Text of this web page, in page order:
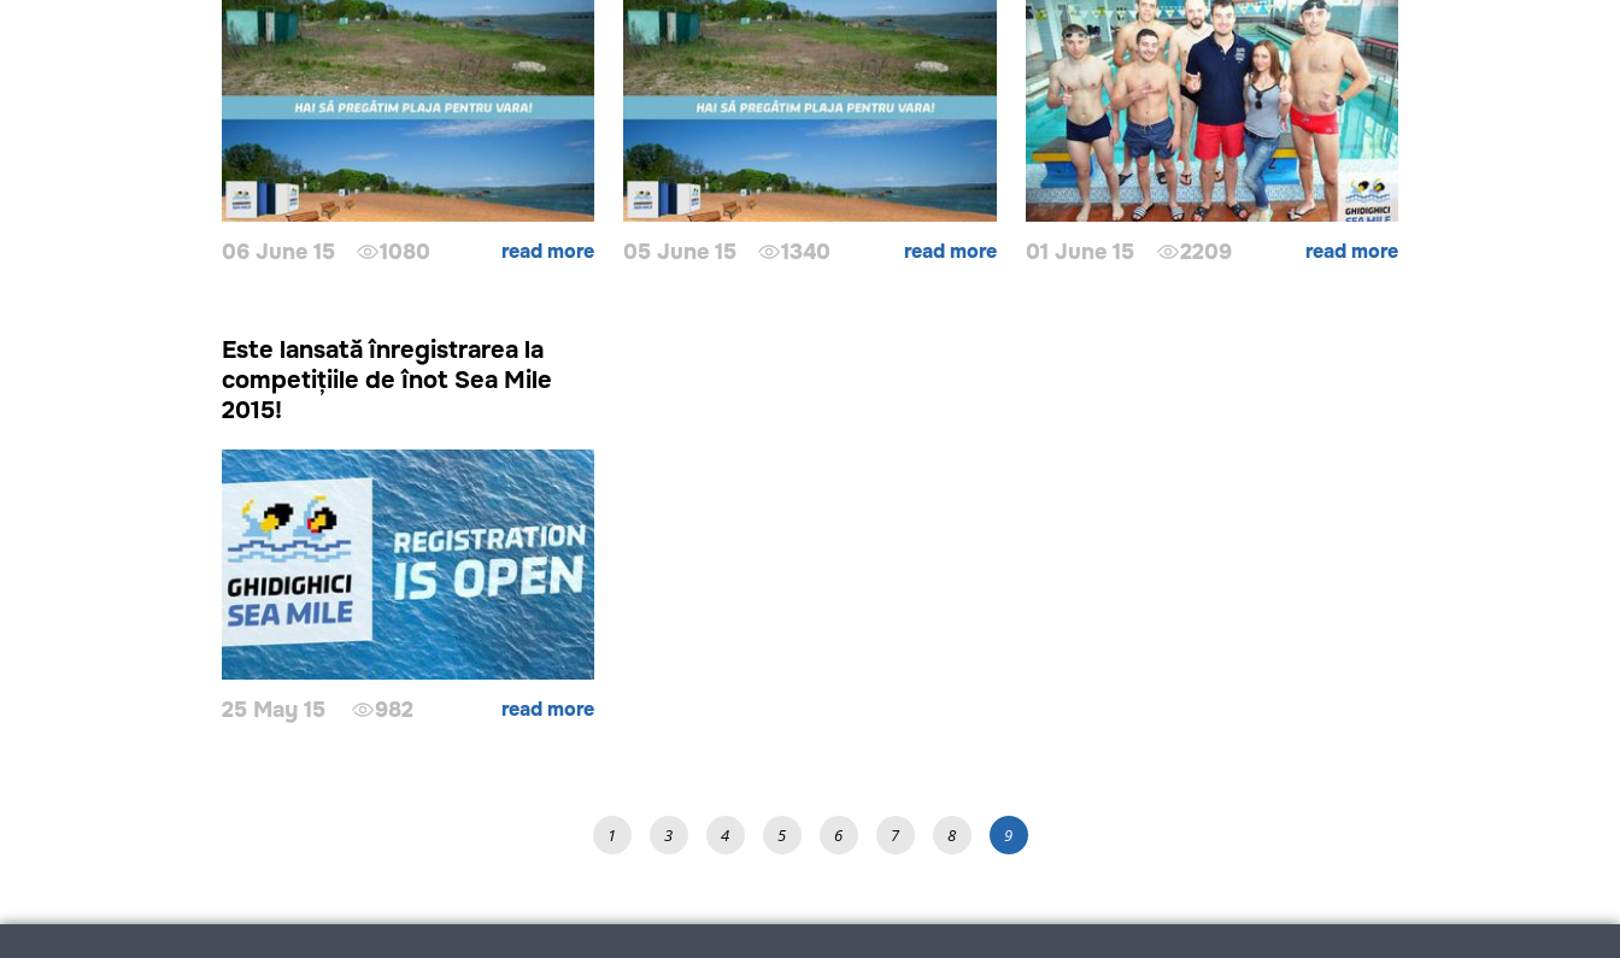
06 June 15 1080 read more 05 June 15 1340 read more 01 June 15 2209 read more
Este lansată înregistrarea la
competițiile de înot Sea Mile
2015!
25 May 15 982 read more
1 3 4 5 6 7 8 9